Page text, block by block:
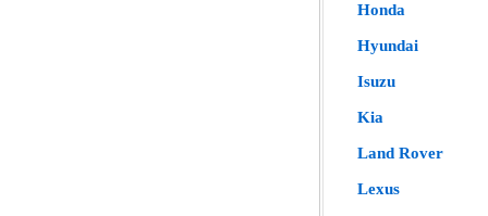
Honda
Hyundai
Isuzu
Kia
Land Rover
Lexus